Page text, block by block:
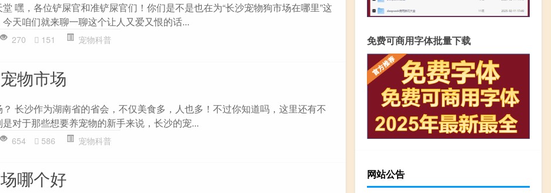
嘿，各位铲屎官和准铲屎官们！你们是不是也在为“长沙宠物狗市场在哪里”这
天咱们就来聊一聊这个让人又爱又恨的话...
270 151 宠物科普
物市场
长沙作为湖南省的省会，不仅美食多，人也多！不过你知道吗，这里还有不
对于那些想要养宠物的新手来说，长沙的宠...
654 586 宠物科普
哪个好
免费可商用字体批量下载
网站公告